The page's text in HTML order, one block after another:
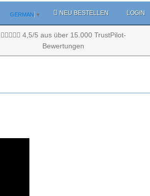
GERMAN ▼ NEU BESTELLEN LOGIN
4,5/5 aus über 15.000 TrustPilot-
Bewertungen